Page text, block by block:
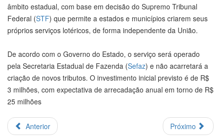
âmbito estadual, com base em decisão do Supremo Tribunal
Federal (STF) que permite a estados e municípios criarem seus
próprios serviços lotéricos, de forma independente da União.
De acordo com o Governo do Estado, o serviço será operado
pela Secretaria Estadual de Fazenda (Sefaz) e não acarretará a
criação de novos tributos. O investimento inicial previsto é de R$
3 milhões, com expectativa de arrecadação anual em torno de R$
25 milhões
Anterior Próximo